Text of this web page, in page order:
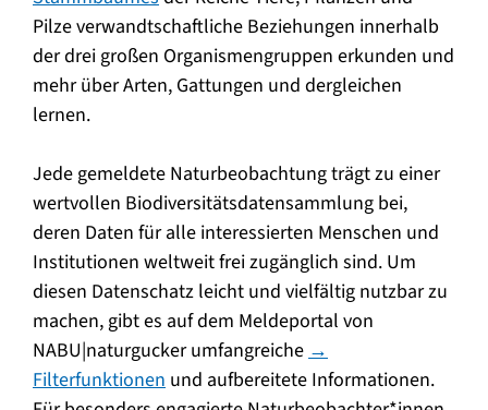
Pilze verwandtschaftliche Beziehungen innerhalb
der drei großen Organismengruppen erkunden und
mehr über Arten, Gattungen und dergleichen
lernen.
Jede gemeldete Naturbeobachtung trägt zu einer
wertvollen Biodiversitätsdatensammlung bei,
deren Daten für alle interessierten Menschen und
Institutionen weltweit frei zugänglich sind. Um
diesen Datenschatz leicht und vielfältig nutzbar zu
machen, gibt es auf dem Meldeportal von
NABU|naturgucker umfangreiche→
Filterfunktionen und aufbereitete Informationen.